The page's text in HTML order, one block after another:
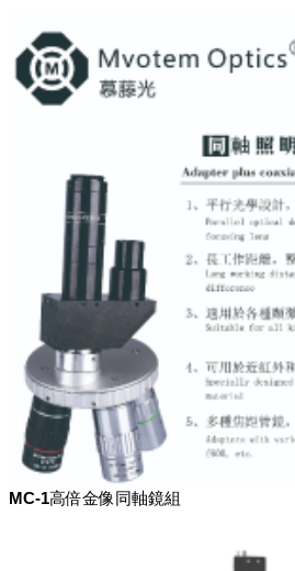
MC-1高倍金像同軸鏡組